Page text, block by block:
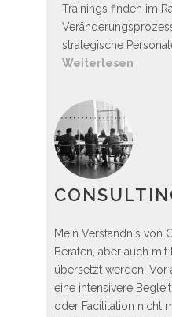
Trainings finden im
strategische
Weiterlesen
Mein Verständnis von
Beraten, aber auch
übersetzt werden. Vor
eine intensivere
oder Facilitation nicht